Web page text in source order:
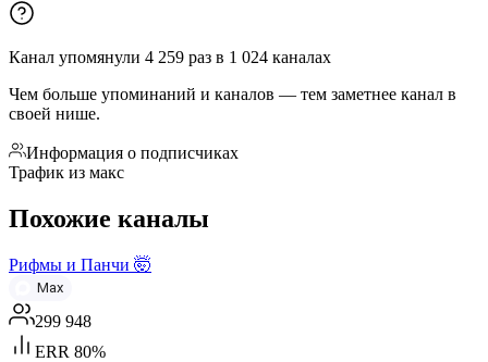
Канал упомянули 4 259 раз в 1 024 каналах
Чем больше упоминаний и каналов — тем заметнее канал в
своей нише.
Информация о подписчиках
Трафик из макс
Похожие каналы
Рифмы и Панчи 🤯
Max
299 948
ERR 80%